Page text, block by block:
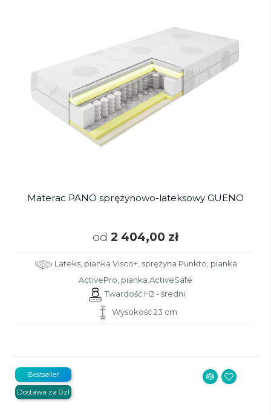
Materac PANO sprężynowo-lateksowy GUENO
od 2 404,00 zł
Lateks, pianka Visco+, sprężyna Punkto, pianka
ActivePro, pianka ActiveSafe
Twardość H2 - średni
Wysokość 23 cm
Bestseller
Dostawa za 0zł